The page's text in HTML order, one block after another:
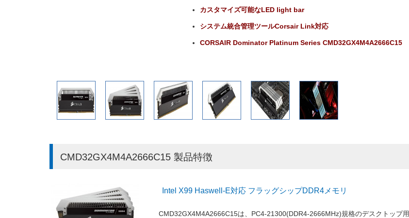
カスタマイズ可能なLED light bar
システム統合管理ツールCorsair Link対応
CORSAIR Dominator Platinum Series CMD32GX4M4A2666C15
CMD32GX4M4A2666C15 製品特徴
Intel X99 Haswell-E対応 フラッグシップDDR4メモリ
CMD32GX4M4A2666C15は、PC4-21300(DDR4-2666MHz)規格のデスクトップ用